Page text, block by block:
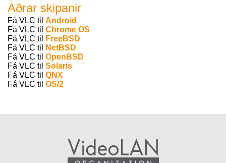
Aðrar skipanir
Fá VLC til Android
Fá VLC til Chrome OS
Fá VLC til
FreeBSD
Fá VLC til
NetBSD
Fá VLC til OpenBSD
Fá VLC til Solaris
Fá VLC til QNX
Fá VLC til OS/2